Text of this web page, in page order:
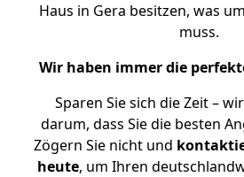
Haus in Gera besitzen, was
muss.
Wir haben immer die
Sparen Sie sich die Zeit –
darum, dass Sie die besten
Zögern Sie nicht und
heute, um Ihren